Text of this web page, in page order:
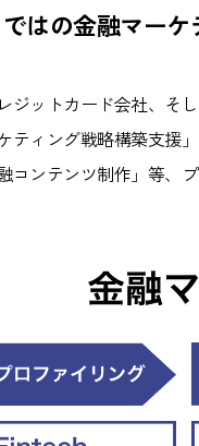
はの金融マー
ジットカード会社、そ
ティング戦略構築支援
コンテンツ制作」等、